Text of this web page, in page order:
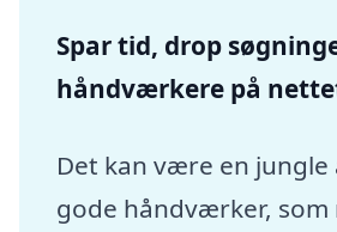
Spar tid, drop
håndværkere på
Det kan være en
gode håndværker,